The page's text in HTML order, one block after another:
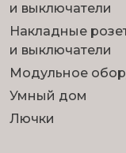
и выключатели
Накладные
и выключатели
Модульное
Умный дом
Лючки